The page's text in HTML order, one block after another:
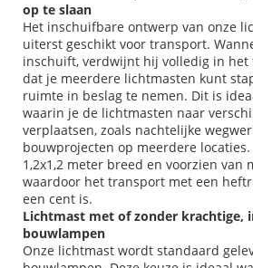
op te slaan
Het inschuifbare ontwerp van onze
uiterst geschikt voor transport.
inschuift, verdwijnt hij volledig in het
dat je meerdere lichtmasten kunt
ruimte in beslag te nemen. Dit is
waarin je de lichtmasten naar
verplaatsen, zoals nachtelijke
bouwprojecten op meerdere
1,2x1,2 meter breed en voorzien van
waardoor het transport met een
een cent is.
Lichtmast met of zonder krachtige,
bouwlampen
Onze lichtmast wordt standaard